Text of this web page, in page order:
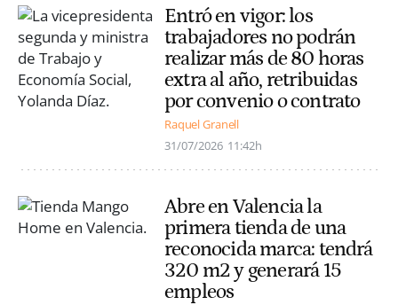
Entró en vigor: los
trabajadores no podrán
realizar más de 80 horas
extra al año, retribuidas
por convenio o contrato
Raquel Granell
31/07/2026 11:42h
Abre en Valencia la
primera tienda de una
reconocida marca: tendrá
320 m2 y generará 15
empleos